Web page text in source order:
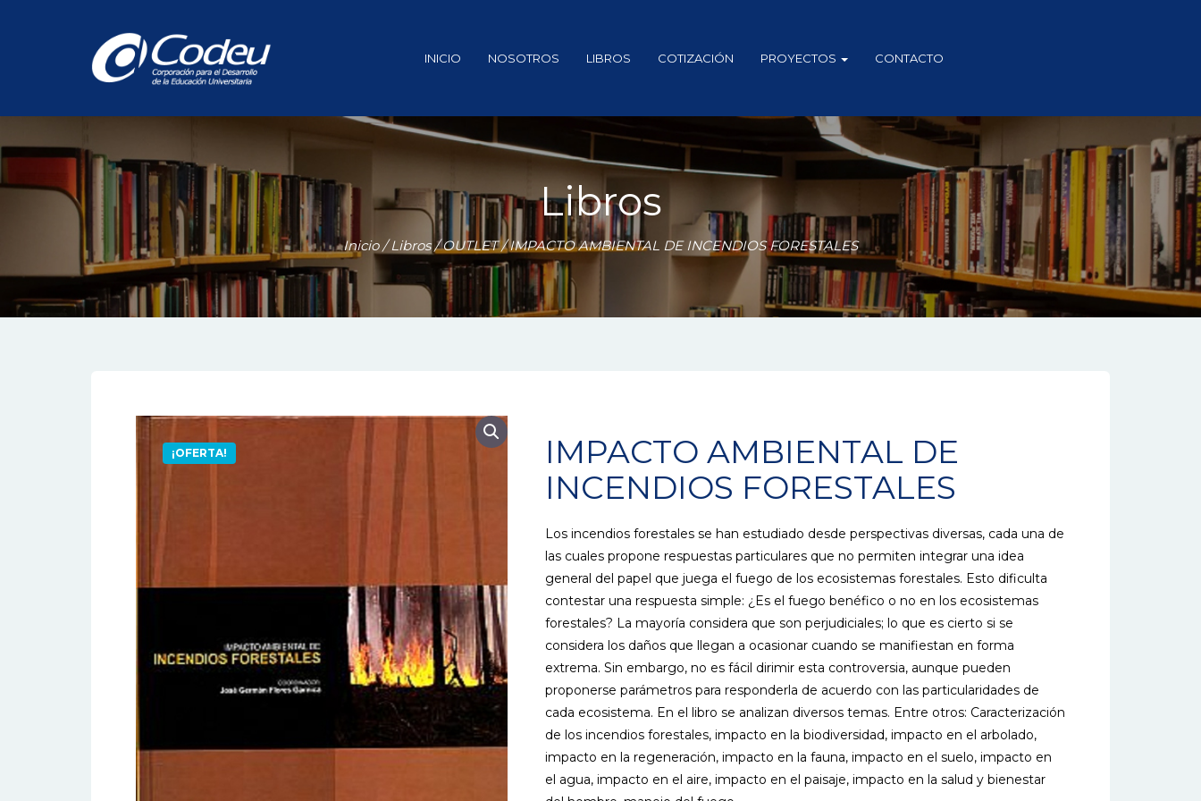
INICIO NOSOTROS LIBROS COTIZACIÓN PROYECTOS CONTACTO
Libros
Inicio/Libros/OUTLET/ IMPACTO AMBIENTAL DE INCENDIOS FORESTALES
¡OFERTA!
IMPACTO AMBIENTAL DE
INCENDIOS FORESTALES
Los incendios forestales se han estudiado desde perspectivas diversas, cada una de
las cuales propone respuestas particulares que no permiten integrar una idea
general del papel que juega el fuego de los ecosistemas forestales. Esto dificulta
contestar una respuesta simple: ¿Es el fuego benéfico o no en los ecosistemas
forestales? La mayoría considera que son perjudiciales; lo que es cierto si se
considera los daños que llegan a ocasionar cuando se manifiestan en forma
extrema. Sin embargo, no es fácil dirimir esta controversia, aunque pueden
proponerse parámetros para responderla de acuerdo con las particularidades de
cada ecosistema. En el libro se analizan diversos temas. Entre otros: Caracterización
de los incendios forestales, impacto en la biodiversidad, impacto en el arbolado,
impacto en la regeneración, impacto en la fauna, impacto en el suelo, impacto en
el agua, impacto en el aire, impacto en el paisaje, impacto en la salud y bienestar